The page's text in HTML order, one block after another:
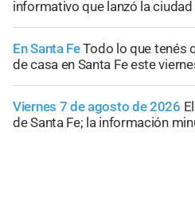
informativo que lanzó la ciudad
En Santa FeTodo lo que tenés
de casa en Santa Fe este
Viernes 7 de agosto de 2026
de Santa Fe; la información